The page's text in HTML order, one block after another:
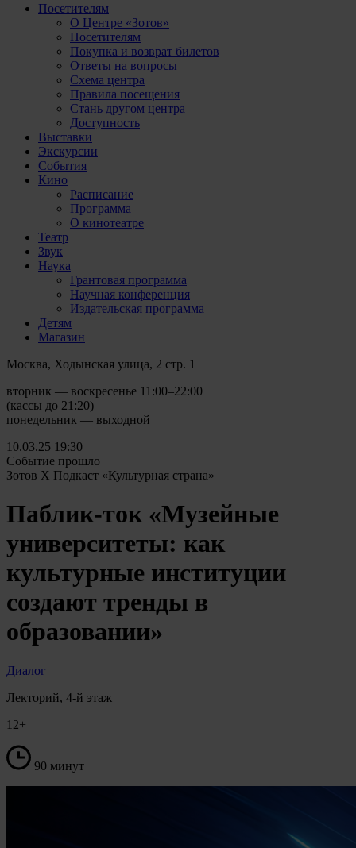
Посетителям
О Центре «Зотов»
Посетителям
Покупка и возврат билетов
Ответы на вопросы
Схема центра
Правила посещения
Стань другом центра
Доступность
Выставки
Экскурсии
События
Кино
Расписание
Программа
О кинотеатре
Театр
Звук
Наука
Грантовая программа
Научная конференция
Издательская программа
Детям
Магазин
Москва, Ходынская улица, 2 стр. 1
вторник — воскресенье 11:00–22:00
(кассы до 21:20)
понедельник — выходной
10.03.25 19:30
Событие прошло
Зотов Х Подкаст «Культурная страна»
Паблик-ток «Музейные
университеты: как
культурные институции
создают тренды в
образовании»
Диалог
Лекторий, 4-й этаж
12+
90 минут